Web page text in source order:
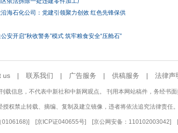
海石化公司：党建引领聚力创效 红色先锋保供
安开启“秋收警务”模式 筑牢粮食安全“压舱石”
us | 联系我们 | 广告服务 | 供稿服务 | 法律声
载信息，不代表中新社和中新网观点。 刊用本网站稿件，务经书面
授权禁止转载、摘编、复制及建立镜像，违者将依法追究法律责任。
0106168)] [京ICP证040655号] [京公网安备：110102003042] [